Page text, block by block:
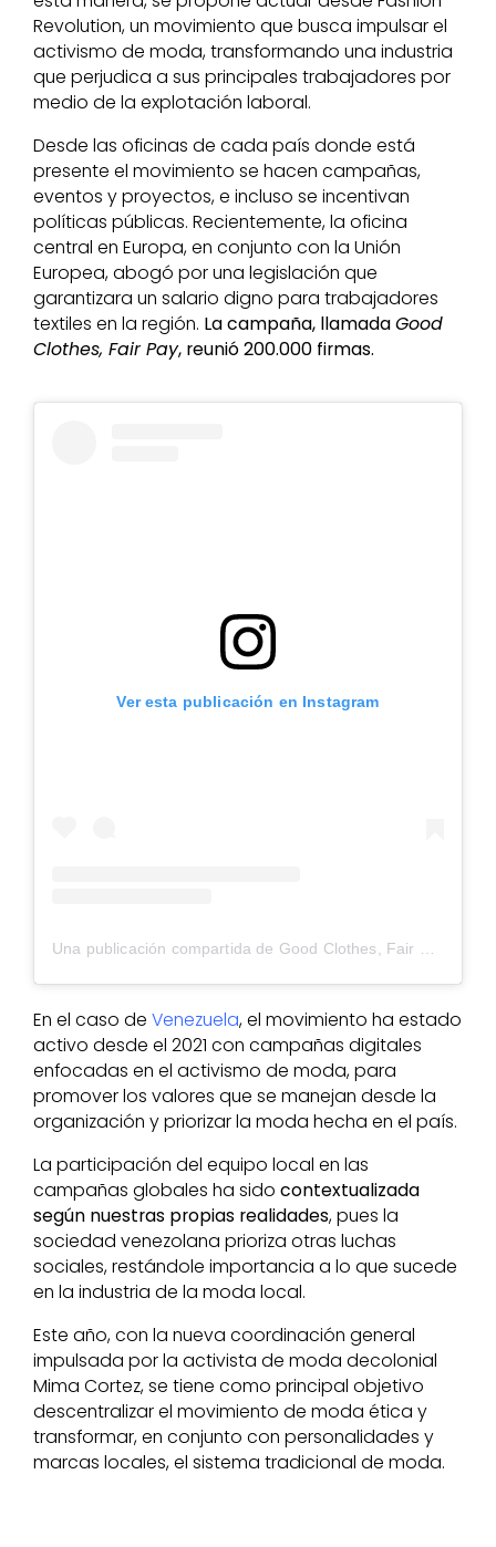
Revolution, un movimiento que busca impulsar el
activismo de moda, transformando una industria
que perjudica a sus principales trabajadores por
medio de la explotación laboral.
Desde las oficinas de cada país donde está
presente el movimiento se hacen campañas,
eventos y proyectos, e incluso se incentivan
políticas públicas. Recientemente, la oficina
central en Europa, en conjunto con la Unión
Europea, abogó por una legislación que
garantizara un salario digno para trabajadores
textiles en la región. La campaña, llamadaGood
Clothes, Fair Pay, reunió 200.000 firmas.
Ver esta publicación en Instagram
En el caso de Venezuela, el movimiento ha estado
activo desde el 2021 con campañas digitales
enfocadas en el activismo de moda, para
promover los valores que se manejan desde la
organización y priorizar la moda hecha en el país.
La participación del equipo local en las
campañas globales ha sido contextualizada
según nuestras propias realidades, pues la
sociedad venezolana prioriza otras luchas
sociales, restándole importancia a lo que sucede
en la industria de la moda local.
Este año, con la nueva coordinación general
impulsada por la activista de moda decolonial
Mima Cortez, se tiene como principal objetivo
descentralizar el movimiento de moda ética y
transformar, en conjunto con personalidades y
marcas locales, el sistema tradicional de moda.